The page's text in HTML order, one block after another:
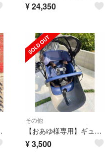
¥24,350
バッテリー
その他
【おあゆ様専用】ギュットクルームDX フロント チャイルドシート＋80アウター
¥3,500